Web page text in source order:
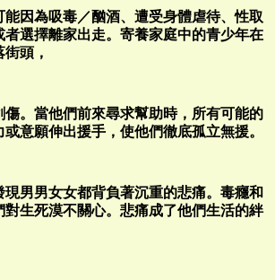
因為吸毒／酗酒、遭受身體虐待、性取
選擇離家出走。寄養家庭中的青少年在
頭，
。當他們前來尋求幫助時，所有可能的
意願伸出援手，使他們徹底孤立無援。
男男女女都背負著沉重的悲痛。毒癮和
生死漠不關心。悲痛成了他們生活的絆